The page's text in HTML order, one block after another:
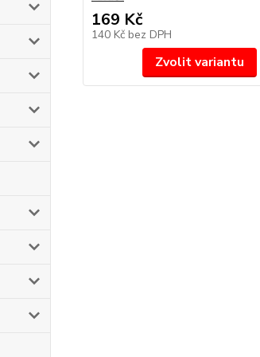
169 Kč
140 Kč bez DPH
Zvolit variantu